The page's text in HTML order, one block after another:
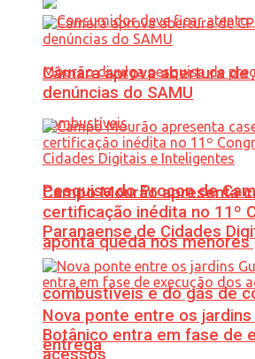
Pesquisa do Procon de
aponta queda nos
combustíveis e do gás de
entrega
Câmara aprova abertura de
denúncias do SAMU
Campo Mourão apresenta
certificação inédita no 11º
Paranaense de Cidades
Nova ponte entre os
Botânico entra em fase de
acessos